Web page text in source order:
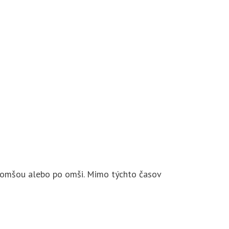
alebo po omši. Mimo týchto časov